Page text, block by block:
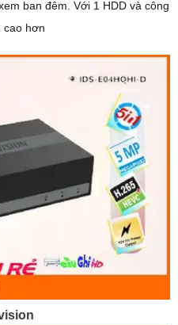
1 HDD và công
cao hơn